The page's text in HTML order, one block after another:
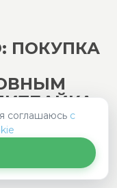
ПОКУПКА
МОЖЕТ
соглашаюсь с